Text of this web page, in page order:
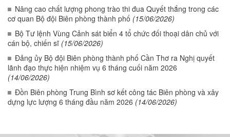
Nâng cao chất lượng phong trào thi đua Quyết thắng trong các
cơ quan Bộ đội Biên phòng thành phố (15/06/2026)
Bộ Tư lệnh Vùng Cảnh sát biển 4 tổ chức đối thoại dân chủ với
cán bộ, chiến sĩ (15/06/2026)
Đảng ủy Bộ đội Biên phòng thành phố Cần Thơ ra Nghị quyết
lãnh đạo thực hiện nhiệm vụ 6 tháng cuối năm 2026
(14/06/2026)
Đồn Biên phòng Trung Bình sơ kết công tác Biên phòng và xây
dựng lực lượng 6 tháng đầu năm 2026 (14/06/2026)